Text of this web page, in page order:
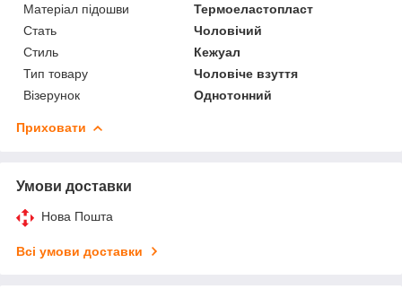
Матеріал підошви
Термоеластопласт
Стать
Чоловічий
Стиль
Кежуал
Тип товару
Чоловіче взуття
Візерунок
Однотонний
Приховати
Умови доставки
Нова Пошта
Всі умови доставки